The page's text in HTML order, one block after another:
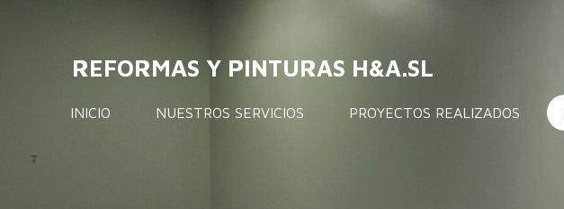
REFORMAS Y PINTURAS H&A.SL
INICIO NUESTROS SERVICIOS PROYECTOS REALIZADOS